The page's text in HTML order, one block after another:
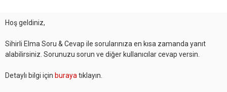
Hoş geldiniz,
Sihirli Elma Soru & Cevap ile sorularınıza en kısa zamanda yanıt
alabilirsiniz. Sorunuzu sorun ve diğer kullanıcılar cevap versin.
Detaylı bilgi için buraya tıklayın.